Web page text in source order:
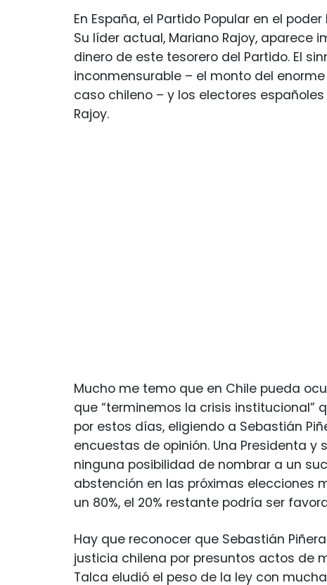
En España, el Partido Popular en el
Su líder actual, Mariano Rajoy, aparece
dinero de este tesorero del Partido. El
inconmensurable – el monto del
caso chileno – y los electores
Rajoy.
Mucho me temo que en Chile pueda
que “terminemos la crisis
por estos días, eligiendo a Sebastián
encuestas de opinión. Una Presidenta y
ninguna posibilidad de nombrar a un
abstención en las próximas elecciones
un 80%, el 20% restante podría ser
Hay que reconocer que Sebastián
justicia chilena por presuntos actos de
Talca eludió el peso de la ley con